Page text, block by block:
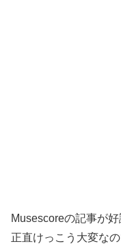
Musescoreの記事が
正直けっこう大変な